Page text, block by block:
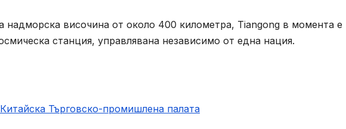
надморска височина от около 400 километра, Tiangong в момента е
станция, управлявана независимо от една нация.
Търговско-промишлена палaта